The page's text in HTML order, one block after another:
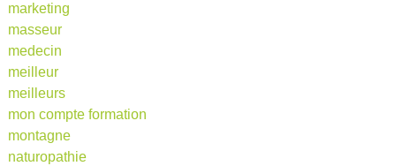
marketing
masseur
medecin
meilleur
meilleurs
mon compte formation
montagne
naturopathie